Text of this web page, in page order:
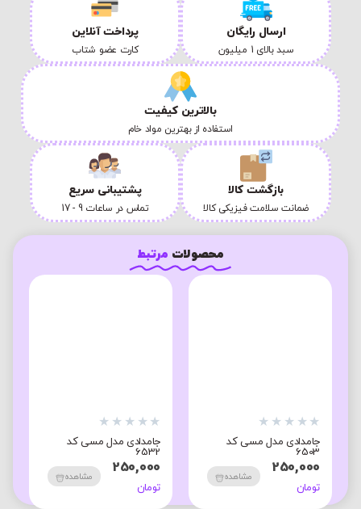
ارسال رایگان
سبد بالای 1 میلیون
پرداخت آنلاین
کارت عضو شتاب
بالاترین کیفیت
استفاده از بهترین مواد خام
بازگشت کالا
ضمانت سلامت فیزیکی کالا
پشتیبانی سریع
تماس در ساعات 9 - 17
محصولات مرتبط
★
★
★
★
★
جامدادی مدل مسی کد
6503
250,000
تومان
مشاهده
★
★
★
★
★
جامدادی مدل مسی کد
6532
250,000
تومان
مشاهده